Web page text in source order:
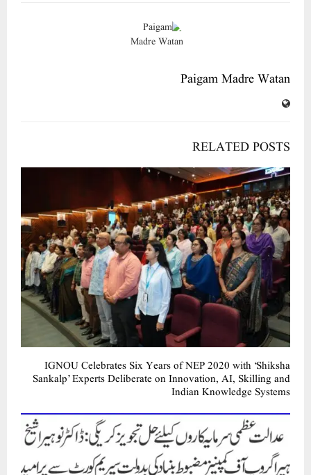
Paigam Madre Watan
RELATED POSTS
IGNOU Celebrates Six Years of NEP 2020 with ‘Shiksha
Sankalp’ Experts Deliberate on Innovation, AI, Skilling and
Indian Knowledge Systems